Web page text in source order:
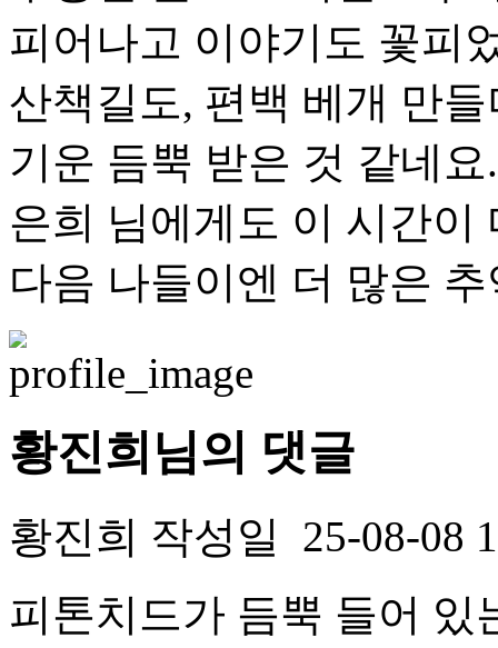
피어나고 이야기도 꽃피
산책길도, 편백 베개 만
기운 듬뿍 받은 것 같네요.
은희 님에게도 이 시간이
다음 나들이엔 더 많은
황진희님의 댓글
황진희 작성일
25-08-08
피톤치드가 듬뿍 들어 있